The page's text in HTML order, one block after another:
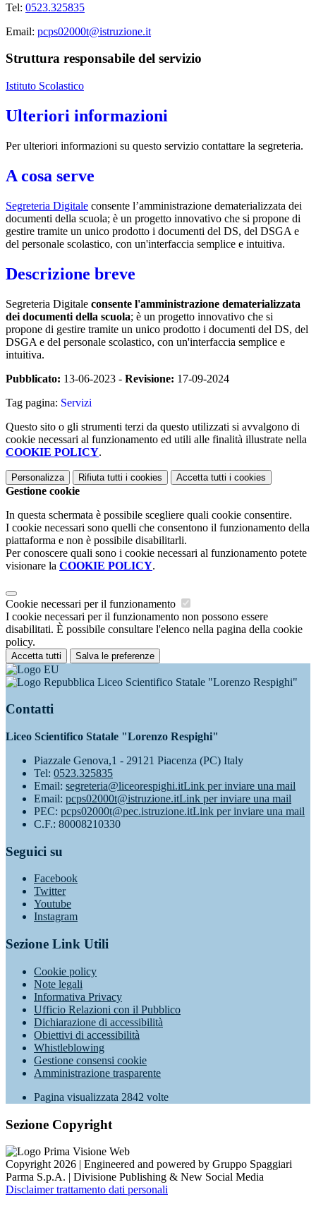
Tel: 0523.325835
Email: pcps02000t@istruzione.it
Struttura responsabile del servizio
Istituto Scolastico
Ulteriori informazioni
Per ulteriori informazioni su questo servizio contattare la segreteria.
A cosa serve
Segreteria Digitale consente l’amministrazione dematerializzata dei
documenti della scuola; è un progetto innovativo che si propone di
gestire tramite un unico prodotto i documenti del DS, del DSGA e
del personale scolastico, con un'interfaccia semplice e intuitiva.
Descrizione breve
Segreteria Digitale consente l'amministrazione dematerializzata
dei documenti della scuola; è un progetto innovativo che si
propone di gestire tramite un unico prodotto i documenti del DS, del
DSGA e del personale scolastico, con un'interfaccia semplice e
intuitiva.
Pubblicato: 13-06-2023 - Revisione: 17-09-2024
Tag pagina: Servizi
Questo sito o gli strumenti terzi da questo utilizzati si avvalgono di
cookie necessari al funzionamento ed utili alle finalità illustrate nella
COOKIE POLICY.
Personalizza Rifiuta tutti i cookies Accetta tutti i cookies
Gestione cookie
In questa schermata è possibile scegliere quali cookie consentire.
I cookie necessari sono quelli che consentono il funzionamento della
piattaforma e non è possibile disabilitarli.
Per conoscere quali sono i cookie necessari al funzionamento potete
visionare la COOKIE POLICY.
Cookie necessari per il funzionamento
I cookie necessari per il funzionamento non possono essere
disabilitati. È possibile consultare l'elenco nella pagina della cookie
policy.
Accetta tutti Salva le preferenze
Liceo Scientifico Statale "Lorenzo Respighi"
Contatti
Liceo Scientifico Statale "Lorenzo Respighi"
Piazzale Genova,1 - 29121 Piacenza (PC) Italy
Tel: 0523.325835
Email: segreteria@liceorespighi.itLink per inviare una mail
Email: pcps02000t@istruzione.itLink per inviare una mail
PEC: pcps02000t@pec.istruzione.itLink per inviare una mail
C.F.: 80008210330
Seguici su
Facebook
Twitter
Youtube
Instagram
Sezione Link Utili
Cookie policy
Note legali
Informativa Privacy
Ufficio Relazioni con il Pubblico
Dichiarazione di accessibilità
Obiettivi di accessibilità
Whistleblowing
Gestione consensi cookie
Amministrazione trasparente
Pagina visualizzata 2842 volte
Sezione Copyright
Copyright 2026 | Engineered and powered by Gruppo Spaggiari
Parma S.p.A. | Divisione Publishing & New Social Media
Disclaimer trattamento dati personali